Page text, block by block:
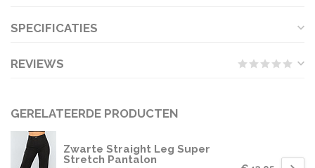
SPECIFICATIES
REVIEWS
GERELATEERDE PRODUCTEN
Zwarte Straight Leg Super
Stretch Pantalon